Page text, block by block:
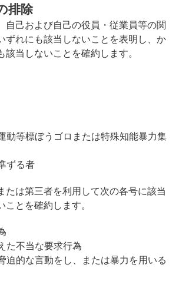
排除
自己および自己の役員・従業員等の関
ずれにも該当しないことを表明し、か
当しないことを確約します。
動等標ぼうゴロまたは特殊知能暴力集
ずる者
たは第三者を利用して次の各号に該当
とを確約します。
た不当な要求行為
迫的な言動をし、または暴力を用いる